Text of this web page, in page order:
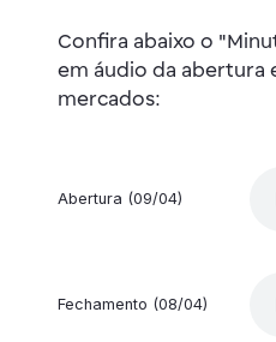
Confira abaixo o
em áudio da abertura
mercados:
Abertura (09/04)
Fechamento (08/04)